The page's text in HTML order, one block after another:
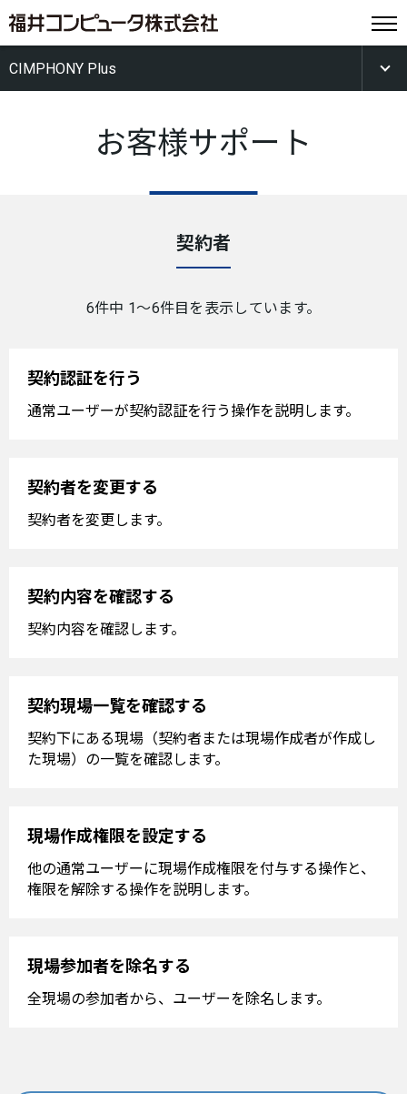
CIMPHONY Plus
お客様サポート
契約者
6件中 1〜6件目を表示しています。
契約認証を行う
通常ユーザーが契約認証を行う操作を説明します。
契約者を変更する
契約者を変更します。
契約内容を確認する
契約内容を確認します。
契約現場一覧を確認する
契約下にある現場（契約者または現場作成者が作成し
た現場）の一覧を確認します。
現場作成権限を設定する
他の通常ユーザーに現場作成権限を付与する操作と、
権限を解除する操作を説明します。
現場参加者を除名する
全現場の参加者から、ユーザーを除名します。